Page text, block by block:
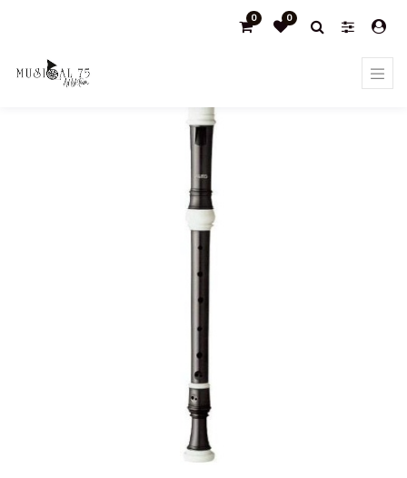
0 0
FLAUTA AULOS SOPRANO EN FA DIGITACIÓN BARROCA